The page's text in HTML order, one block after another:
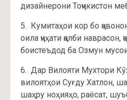
дизайнерони Тоҷикистон
5. Кумитаҳои кор бо
оила ҷиҳати ҷалби наврасон,
боистеъдод ба Озмун
6. Дар Вилояти Мухтори
вилоятҳои Суғду Хатлон,
шаҳру ноҳияҳо, раёсат,